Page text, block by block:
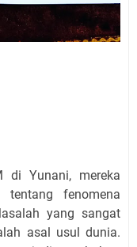
di Yunani, mereka
tentang fenomena
yang sangat
asal usul dunia.